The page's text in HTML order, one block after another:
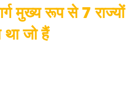
मुख्य रूप से 7 राज्यों
जो हैं